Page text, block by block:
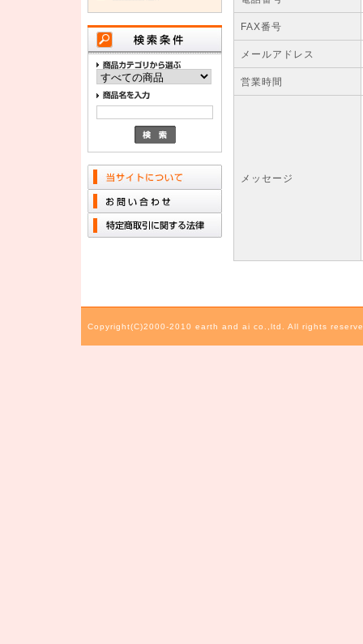
FAX番号
メールアドレス
営業時間
メッセージ
Copyright(C)2000-2010 earth and ai co.,ltd. All rights